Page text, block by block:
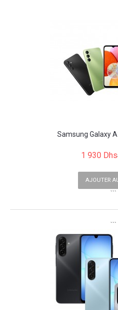
Samsung Galaxy
1 930 Dhs
AJOUTER
```
```